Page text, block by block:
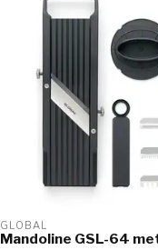
GLOBAL
Mandoline GSL-64